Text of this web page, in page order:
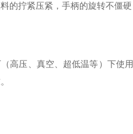
的拧紧压紧，手柄的旋转不僵硬
高压、真空、超低温等）下使